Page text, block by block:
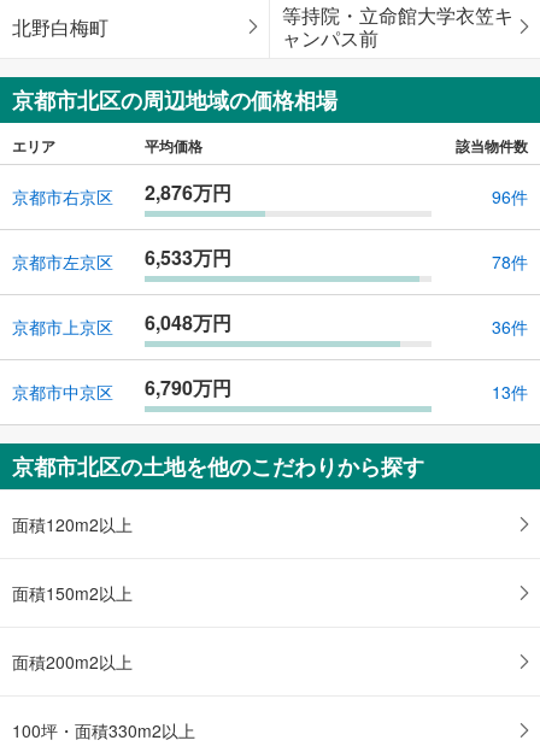
北野白梅町
等持院・立命館大学衣笠キ
ャンパス前
京都市北区の周辺地域の価格相場
エリア 平均価格 該当物件数
京都市右京区 2,876万円 96件
京都市左京区 6,533万円 78件
京都市上京区 6,048万円 36件
京都市中京区 6,790万円 13件
京都市北区の土地を他のこだわりから探す
面積120m2以上
面積150m2以上
面積200m2以上
100坪・面積330m2以上